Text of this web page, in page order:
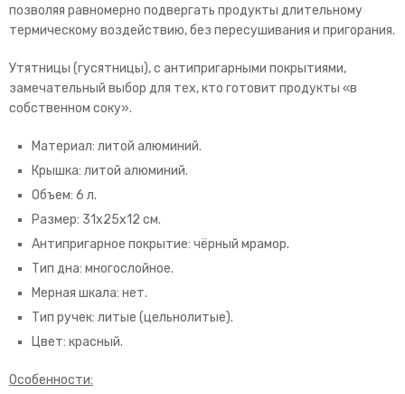
позволяя равномерно подвергать продукты длительному
термическому воздействию, без пересушивания и пригорания.
Утятницы (гусятницы), с антипригарными покрытиями,
замечательный выбор для тех, кто готовит продукты «в
собственном соку».
Материал: литой алюминий.
Крышка: литой алюминий.
Объем: 6 л.
Размер: 31х25х12 см.
Антипригарное покрытие: чёрный мрамор.
Тип дна: многослойное.
Мерная шкала: нет.
Тип ручек: литые (цельнолитые).
Цвет: красный.
Особенности: